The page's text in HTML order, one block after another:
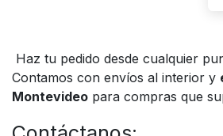
Haz tu pedido desde cualquier
Contamos con envíos al interior y
Montevideo para compras que